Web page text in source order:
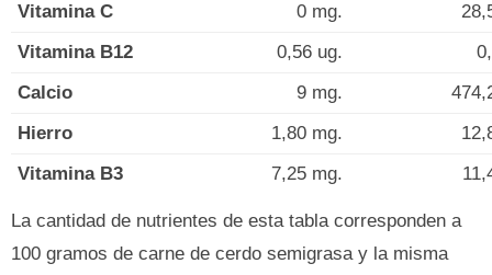
Vitamina C
0 mg.
Vitamina B12
0,56 ug.
Calcio
9 mg.
Hierro
1,80 mg.
Vitamina B3
7,25 mg.
La cantidad de nutrientes de esta tabla corresponden a
100 gramos de carne de cerdo semigrasa y la misma